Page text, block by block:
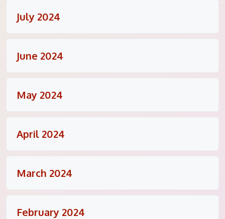
July 2024
June 2024
May 2024
April 2024
March 2024
February 2024